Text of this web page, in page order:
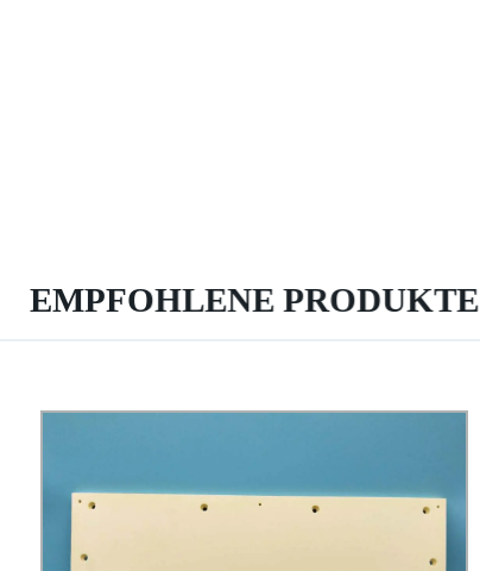
EMPFOHLENE PRODUKTE